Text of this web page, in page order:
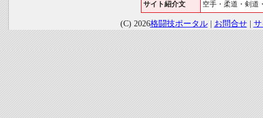
サイト紹介文 空手・柔道・剣道
(C) 2026格闘技ポータル| お問合せ|